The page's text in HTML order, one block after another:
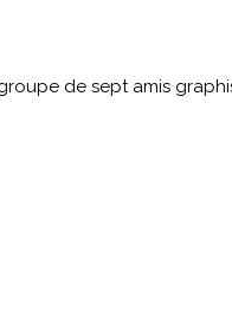
de sept amis